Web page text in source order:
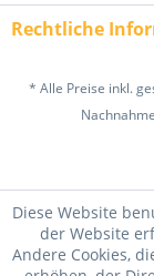
Rechtliche
* Alle Preise inkl.
Diese Website
der Website
Andere Cookies,